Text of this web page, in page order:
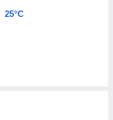
25°C